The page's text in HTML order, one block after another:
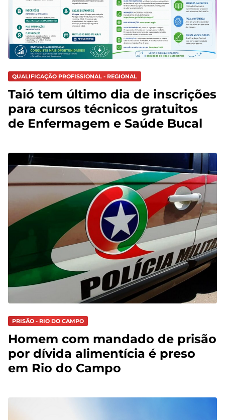
QUALIFICAÇÃO PROFISSIONAL - REGIONAL
Taió tem último dia de inscrições
para cursos técnicos gratuitos
de Enfermagem e Saúde Bucal
PRISÃO - RIO DO CAMPO
Homem com mandado de prisão
por dívida alimentícia é preso
em Rio do Campo